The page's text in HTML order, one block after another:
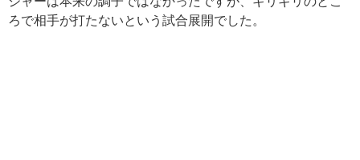
ろで相手が打たないという試合展開でした。